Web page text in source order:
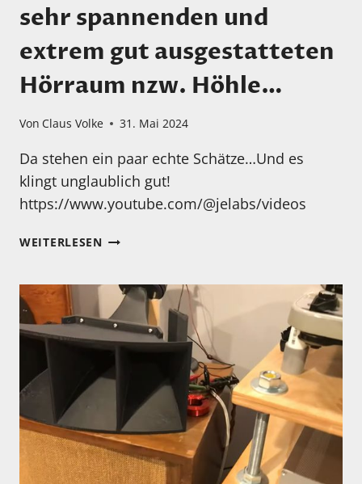
sehr spannenden und
extrem gut ausgestatteten
Hörraum nzw. Höhle…
Von Claus Volke 31. Mai 2024
Da stehen ein paar echte Schätze…Und es
klingt unglaublich gut!
https://www.youtube.com/@jelabs/videos
WEITERLESENDAS
MAL
EINEN
SEHR
SPANNENDEN
AUSGESTATTETEN
HÖRRAUM
NZW.
HÖHLE…